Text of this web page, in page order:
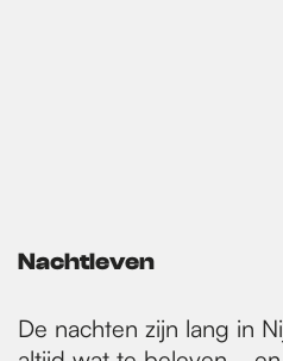
Nachtleven
De nachten zijn lang in